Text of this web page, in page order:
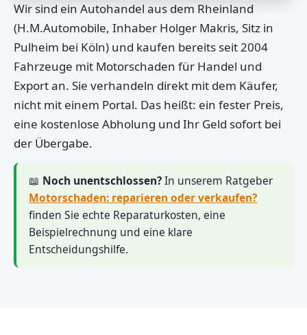
Wir sind ein Autohandel aus dem Rheinland
(H.M.Automobile, Inhaber Holger Makris, Sitz in
Pulheim bei Köln) und kaufen bereits seit 2004
Fahrzeuge mit Motorschaden für Handel und
Export an. Sie verhandeln direkt mit dem Käufer,
nicht mit einem Portal. Das heißt: ein fester Preis,
eine kostenlose Abholung und Ihr Geld sofort bei
der Übergabe.
📖 Noch unentschlossen?In unserem Ratgeber
Motorschaden: reparieren oder verkaufen?
finden Sie echte Reparaturkosten, eine
Beispielrechnung und eine klare
Entscheidungshilfe.